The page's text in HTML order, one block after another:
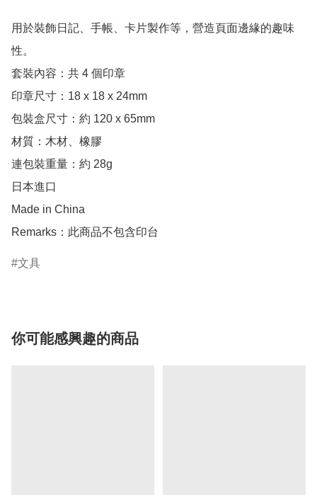
用於裝飾日記、手帳、卡片製作等，營造頁面邊緣的趣味
性。
套裝內容：共 4 個印章
印章尺寸：18 x 18 x 24mm
包裝盒尺寸：約 120 x 65mm
材質：木材、橡膠
連包裝重量：約 28g
日本進口
Made in China
Remarks：此商品不包含印台
文具
你可能感興趣的商品